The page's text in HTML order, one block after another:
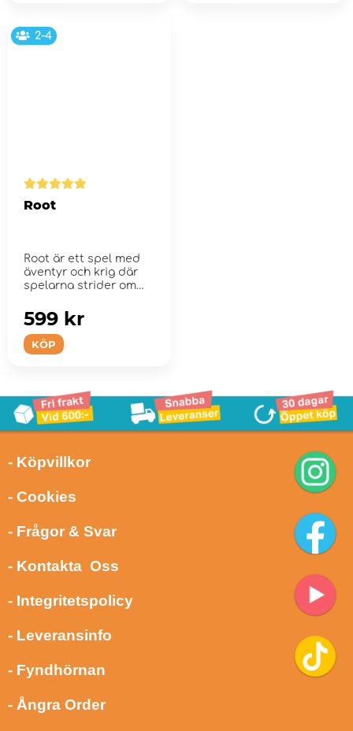
2-4
Root
Root är ett spel med
äventyr och krig där
spelarna strider om
KÖP
599 kr
- Köpvillkor
- Cookies
- Frågor & Svar
- Kontakta Oss
- Integritetspolicy
- Leveransinfo
- Fyndhörnan
- Ångra Order